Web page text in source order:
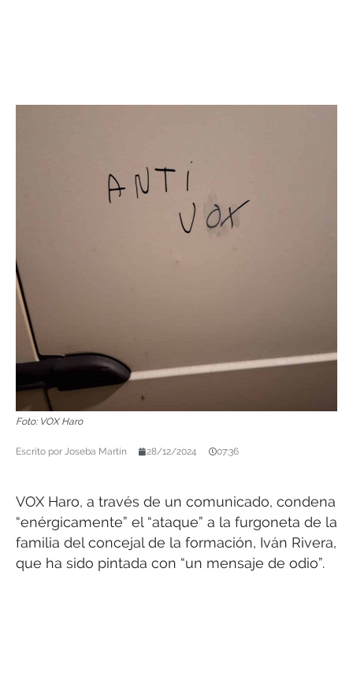
Foto: VOX Haro
Escrito por Joseba Martín 28/12/2024 07:36
VOX Haro, a través de un comunicado, condena
“enérgicamente” el “ataque” a la furgoneta de la
familia del concejal de la formación, Iván Rivera,
que ha sido pintada con “un mensaje de odio”.